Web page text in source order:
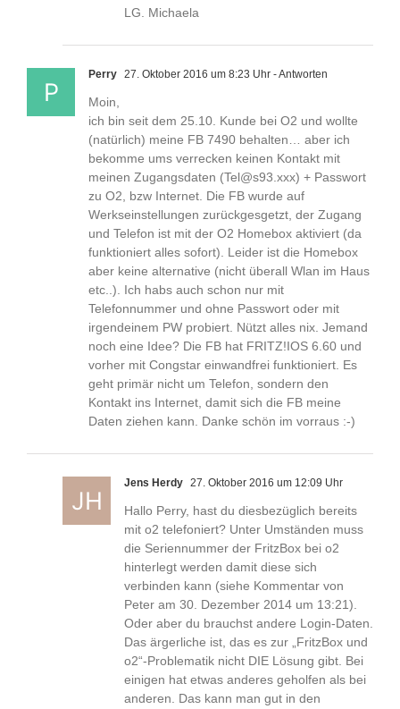
LG. Michaela
Perry 27. Oktober 2016 um 8:23 Uhr - Antworten
Moin,
ich bin seit dem 25.10. Kunde bei O2 und wollte
(natürlich) meine FB 7490 behalten… aber ich
bekomme ums verrecken keinen Kontakt mit
meinen Zugangsdaten (Tel@s93.xxx) + Passwort
zu O2, bzw Internet. Die FB wurde auf
Werkseinstellungen zurückgesgetzt, der Zugang
und Telefon ist mit der O2 Homebox aktiviert (da
funktioniert alles sofort). Leider ist die Homebox
aber keine alternative (nicht überall Wlan im Haus
etc..). Ich habs auch schon nur mit
Telefonnummer und ohne Passwort oder mit
irgendeinem PW probiert. Nützt alles nix. Jemand
noch eine Idee? Die FB hat FRITZ!IOS 6.60 und
vorher mit Congstar einwandfrei funktioniert. Es
geht primär nicht um Telefon, sondern den
Kontakt ins Internet, damit sich die FB meine
Daten ziehen kann. Danke schön im vorraus :-)
Jens Herdy 27. Oktober 2016 um 12:09 Uhr
Hallo Perry, hast du diesbezüglich bereits
mit o2 telefoniert? Unter Umständen muss
die Seriennummer der FritzBox bei o2
hinterlegt werden damit diese sich
verbinden kann (siehe Kommentar von
Peter am 30. Dezember 2014 um 13:21).
Oder aber du brauchst andere Login-Daten.
Das ärgerliche ist, das es zur „FritzBox und
o2“-Problematik nicht DIE Lösung gibt. Bei
einigen hat etwas anderes geholfen als bei
anderen. Das kann man gut in den